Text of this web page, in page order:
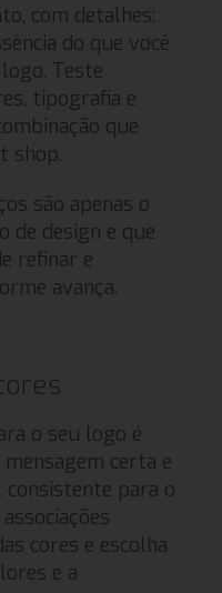
com detalhes:
do que você
Teste
tipografia e
que
shop.
são apenas o
de design e que
refinar e
avança.
o seu logo é
certa e
para o
cores e escolha
e a